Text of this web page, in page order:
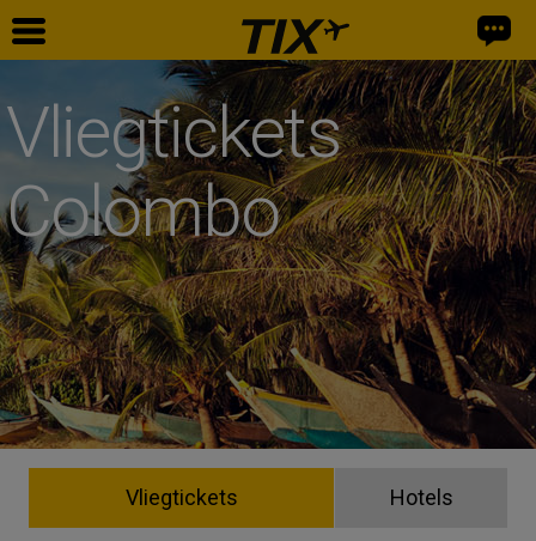
Vliegtickets
Colombo
Vliegtickets Hotels